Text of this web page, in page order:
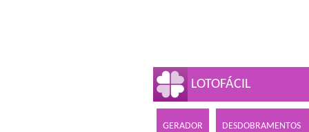
LOTOFÁCIL
GERADOR DESDOBRAMENTOS